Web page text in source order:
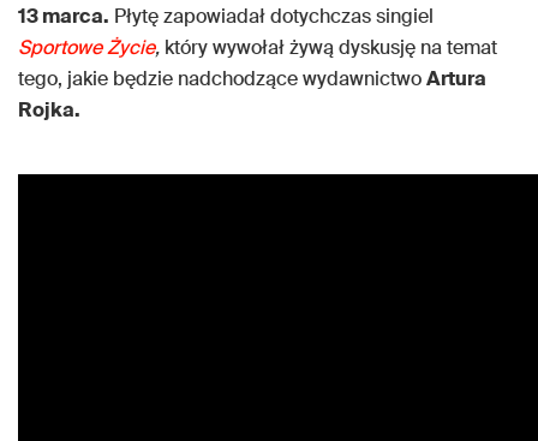
13 marca. Płytę zapowiadał dotychczas singiel
Sportowe Życie, który wywołał żywą dyskusję na temat
tego, jakie będzie nadchodzące wydawnictwoArtura
Rojka.